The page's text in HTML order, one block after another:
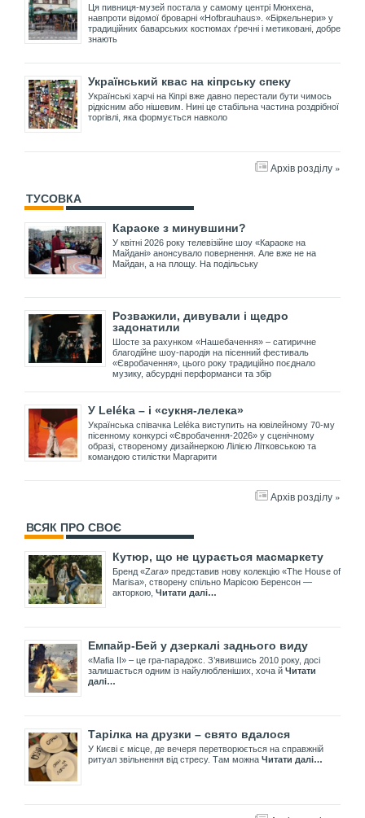
Ця пивниця-музей постала у самому центрі Мюнхена,
навпроти відомої броварні «Hofbrauhaus». «Біркельнери» у
традиційних баварських костюмах ґречні і метиковані, добре
знають
Український квас на кіпрську спеку
Українські харчі на Кіпрі вже давно перестали бути чимось
рідкісним або нішевим. Нині це стабільна частина роздрібної
торгівлі, яка формується навколо
Архів розділу »
ТУСОВКА
Караоке з минувшини?
У квітні 2026 року телевізійне шоу «Караоке на
Майдані» анонсувало повернення. Але вже не на
Майдан, а на площу. На подільську
Розважили, дивували і щедро
задонатили
Шосте за рахунком «Нашебачення» – сатиричне
благодійне шоу-пародія на пісенний фестиваль
«Євробачення», цього року традиційно поєднало
музику, абсурдні перформанси та збір
У Leléka – і «сукня-лелека»
Українська співачка Leléka виступить на ювілейному 70-му
пісенному конкурсі «Євробачення-2026» у сценічному
образі, створеному дизайнеркою Лілією Літковською та
командою стилістки Маргарити
Архів розділу »
ВСЯК ПРО СВОЄ
Кутюр, що не цурається масмаркету
Бренд «Zara» представив нову колекцію «The House of
Marisa», створену спільно Марісою Беренсон —
акторкою, Читати далі…
Емпайр-Бей у дзеркалі заднього виду
«Mafia II» – це гра-парадокс. З’явившись 2010 року, досі
залишається одним із найулюбленіших, хоча й Читати
далі…
Тарілка на друзки – свято вдалося
У Києві є місце, де вечеря перетворюється на справжній
ритуал звільнення від стресу. Там можна Читати далі…